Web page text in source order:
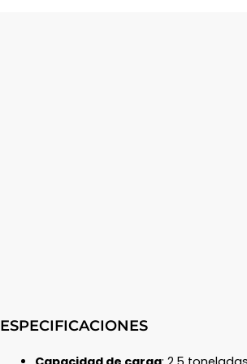
ESPECIFICACIONES